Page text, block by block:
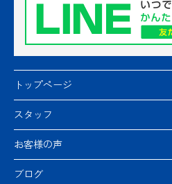
トップページ
スタッフ
お客様の声
ブログ